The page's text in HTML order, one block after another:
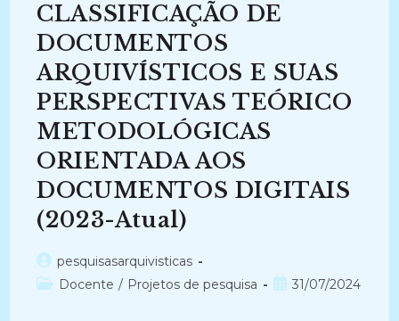
CLASSIFICAÇÃO DE
DOCUMENTOS
ARQUIVÍSTICOS E SUAS
PERSPECTIVAS TEÓRICO
METODOLÓGICAS
ORIENTADA AOS
DOCUMENTOS DIGITAIS
(2023-Atual)
Autor
do
pesquisasarquivisticas
Categoria
Docente / Projetos de pesquisa
Post31/07/2024